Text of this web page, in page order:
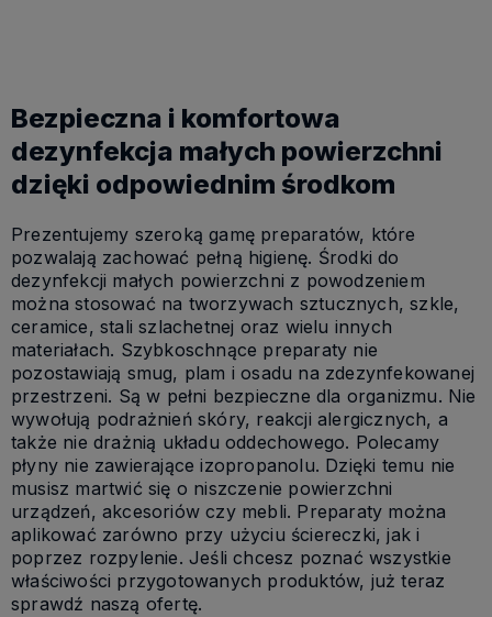
Bezpieczna i komfortowa
dezynfekcja małych powierzchni
dzięki odpowiednim środkom
Prezentujemy szeroką gamę preparatów, które
pozwalają zachować pełną higienę. Środki do
dezynfekcji małych powierzchni z powodzeniem
można stosować na tworzywach sztucznych, szkle,
ceramice, stali szlachetnej oraz wielu innych
materiałach. Szybkoschnące preparaty nie
pozostawiają smug, plam i osadu na zdezynfekowanej
przestrzeni. Są w pełni bezpieczne dla organizmu. Nie
wywołują podrażnień skóry, reakcji alergicznych, a
także nie drażnią układu oddechowego. Polecamy
płyny nie zawierające izopropanolu. Dzięki temu nie
musisz martwić się o niszczenie powierzchni
urządzeń, akcesoriów czy mebli. Preparaty można
aplikować zarówno przy użyciu ściereczki, jak i
poprzez rozpylenie. Jeśli chcesz poznać wszystkie
właściwości przygotowanych produktów, już teraz
sprawdź naszą ofertę.